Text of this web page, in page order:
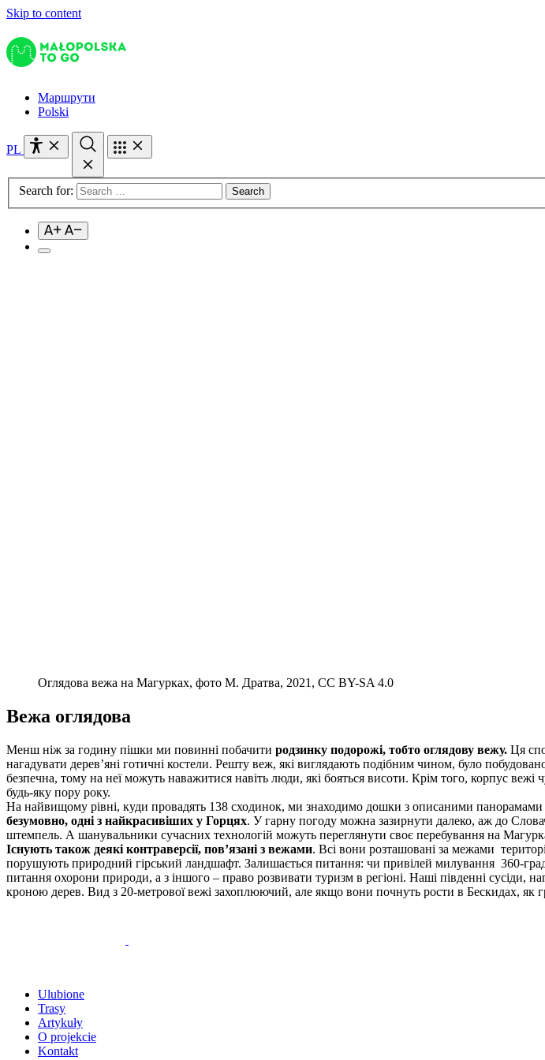
Skip to content
Маршрути
Polski
PL
Search for:
Оглядова вежа на Магурках, фото М. Дратва, 2021, CC BY-SA 4.0
Вежа оглядова
Менш ніж за годину пішки ми повинні побачити родзинку подорожі, тобто оглядову вежу. Ця
нагадувати дерев’яні готичні костели. Решту веж, які виглядають подібним чином, було
безпечна, тому на неї можуть наважитися навіть люди, які бояться висоти. Крім того, корпус
будь-яку пору року.
На найвищому рівні, куди провадять 138 сходинок, ми знаходимо дошки з описаними
безумовно, одні з найкрасивіших у Горцях. У гарну погоду можна зазирнути далеко, аж до
штемпель. А шанувальники сучасних технологій можуть переглянути своє перебування на
Існують також деякі контраверсії, пов’язані з вежами. Всі вони розташовані за межами
порушують природний гірський ландшафт. Залишається питання: чи привілей милування 360-
питання охорони природи, а з іншого – право розвивати туризм в регіоні. Наші південні
кроною дерев. Вид з 20-метрової вежі захоплюючий, але якщо вони почнуть рости в Бескидах, як
Ulubione
Trasy
Artykuły
O projekcie
Kontakt